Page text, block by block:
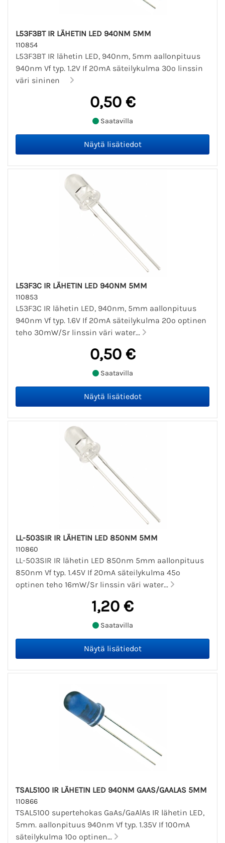
L53F3BT IR LÄHETIN LED 940NM 5MM
110854
L53F3BT IR lähetin LED, 940nm, 5mm aallonpituus
940nm Vf typ. 1.2V If 20mA säteilykulma 30º linssin
väri sininen
0,50 €
Saatavilla
L53F3C IR LÄHETIN LED 940NM 5MM
110853
L53F3C IR lähetin LED, 940nm, 5mm aallonpituus
940nm Vf typ. 1.6V If 20mA säteilykulma 20º optinen
teho 30mW/Sr linssin väri water...
0,50 €
Saatavilla
LL-503SIR IR LÄHETIN LED 850NM 5MM
110860
LL-503SIR IR lähetin LED 850nm 5mm aallonpituus
850nm Vf typ. 1.45V If 20mA säteilykulma 45º
optinen teho 16mW/Sr linssin väri water...
1,20 €
Saatavilla
TSAL5100 IR LÄHETIN LED 940NM GAAS/GAALAS 5MM
110866
TSAL5100 supertehokas GaAs/GaAlAs IR lähetin LED,
5mm. aallonpituus 940nm Vf typ. 1.35V If 100mA
säteilykulma 10º optinen...